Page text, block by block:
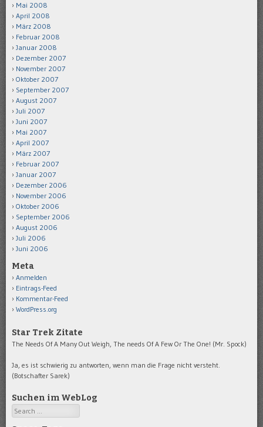
Mai 2008
April 2008
März 2008
Februar 2008
Januar 2008
Dezember 2007
November 2007
Oktober 2007
September 2007
August 2007
Juli 2007
Juni 2007
Mai 2007
April 2007
März 2007
Februar 2007
Januar 2007
Dezember 2006
November 2006
Oktober 2006
September 2006
August 2006
Juli 2006
Juni 2006
Meta
Anmelden
Eintrags-Feed
Kommentar-Feed
WordPress.org
Star Trek Zitate
The Needs Of A Many Out Weigh, The needs Of A Few Or The One! (Mr. Spock)
Ja, es ist schwierig zu antworten, wenn man die Frage nicht versteht.
(Botschafter Sarek)
Suchen im WebLog
Search